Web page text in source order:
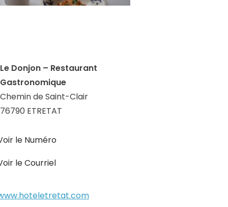
Le Donjon – Restaurant
Gastronomique
Chemin de Saint-Clair
76790 ETRETAT
le Numéro
le Courriel